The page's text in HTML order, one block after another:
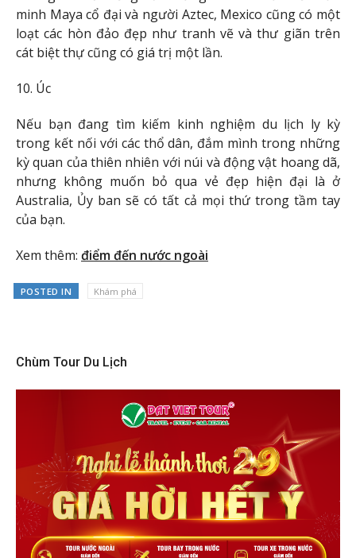
minh Maya cổ đại và người Aztec, Mexico cũng có một
loạt các hòn đảo đẹp như tranh vẽ và thư giãn trên
cát biệt thự cũng có giá trị một lần.
10. Úc
Nếu bạn đang tìm kiếm kinh nghiệm du lịch ly kỳ
trong kết nối với các thổ dân, đắm mình trong những
kỳ quan của thiên nhiên với núi và động vật hoang dã,
nhưng không muốn bỏ qua vẻ đẹp hiện đại là ở
Australia, Ủy ban sẽ có tất cả mọi thứ trong tầm tay
của bạn.
Xem thêm: điểm đến nước ngoài
POSTED IN Khám phá
Chùm Tour Du Lịch